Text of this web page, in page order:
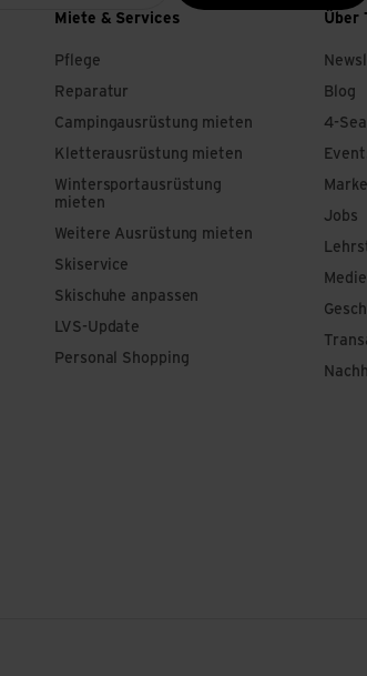
Miete & Services
Pflege
Reparatur
Campingausrüstung mieten
Kletterausrüstung mieten
Wintersportausrüstung
mieten
Weitere Ausrüstung mieten
Skiservice
Skischuhe anpassen
LVS-Update
Personal Shopping
Über
Blog
4-
Jobs